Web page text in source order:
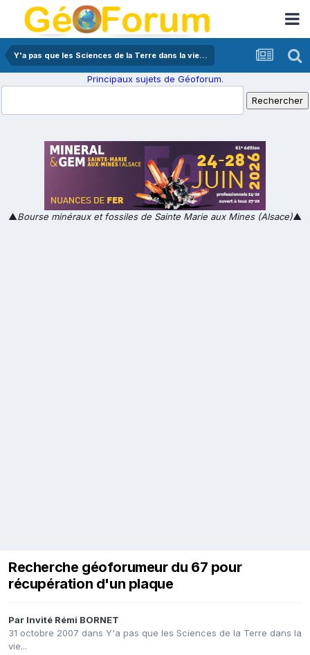
Y'a pas que les Sciences de la Terre dans la vie...
Principaux sujets de Géoforum.
▲Bourse minéraux et fossiles de Sainte Marie aux Mines (Alsace)▲
Recherche géoforumeur du 67 pour
récupération d'un plaque
Par Invité Rémi BORNET
31 octobre 2007 dans Y'a pas que les Sciences de la Terre dans la
vie...